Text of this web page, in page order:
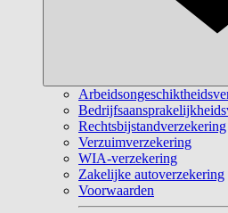
Rechtsbijstandverzekering
Verzuimverzekering
WIA-verzekering
Zakelijke autoverzekering
Voorwaarden